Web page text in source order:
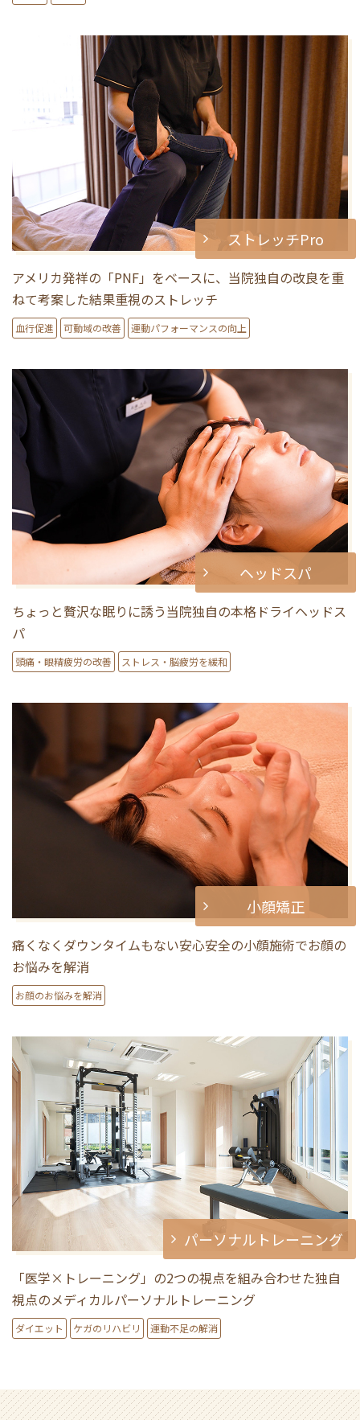
ストレッチPro
アメリカ発祥の「PNF」をベースに、当院独自の改良を重
ねて考案した結果重視のストレッチ
血行促進 可動域の改善 運動パフォーマンスの向上
ヘッドスパ
ちょっと贅沢な眠りに誘う当院独自の本格ドライヘッドス
パ
頭痛・眼精疲労の改善 ストレス・脳疲労を緩和
小顔矯正
痛くなくダウンタイムもない安心安全の小顔施術でお顔の
お悩みを解消
お顔のお悩みを解消
パーソナルトレーニング
「医学×トレーニング」の2つの視点を組み合わせた独自
視点のメディカルパーソナルトレーニング
ダイエット ケガのリハビリ 運動不足の解消